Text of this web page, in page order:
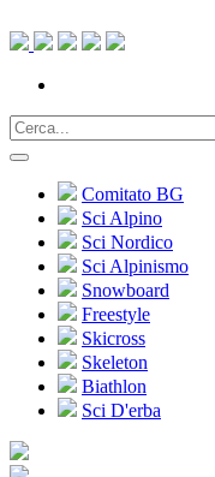
Comitato BG
Sci Alpino
Sci Nordico
Sci Alpinismo
Snowboard
Freestyle
Skicross
Skeleton
Biathlon
Sci D'erba